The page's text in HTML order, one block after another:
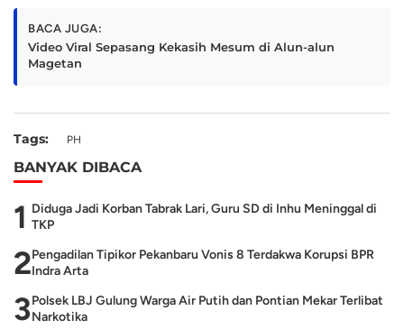
BACA JUGA:
Video Viral Sepasang Kekasih Mesum di Alun-alun
Magetan
Tags: PH
BANYAK DIBACA
1 Diduga Jadi Korban Tabrak Lari, Guru SD di Inhu Meninggal di
TKP
2Pengadilan Tipikor Pekanbaru Vonis 8 Terdakwa Korupsi BPR
Indra Arta
3Polsek LBJ Gulung Warga Air Putih dan Pontian Mekar Terlibat
Narkotika